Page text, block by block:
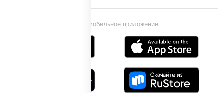
Установи мобильное приложение